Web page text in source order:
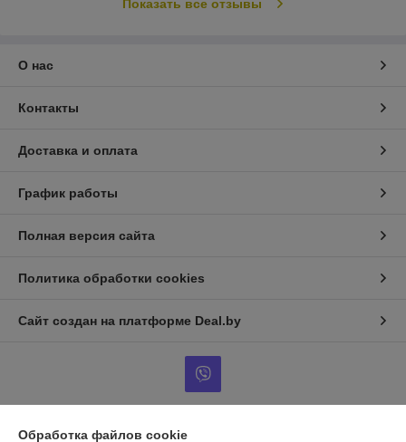
Показать все отзывы
О нас
Контакты
Доставка и оплата
График работы
Полная версия сайта
Политика обработки cookies
Сайт создан на платформе Deal.by
Обработка файлов cookie